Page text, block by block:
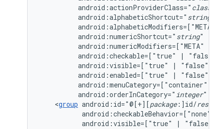
android:actionProviderClass=" class
android:alphabeticShortcut=" string
android:alphabeticModifiers=["META"
android:numericShortcut=" string
android:numericModifiers=["META"
android:checkable=["true"
|
android:visible=["true"
|
android:enabled=["true"
|
android:menuCategory=["container"
android:orderInCategory=" integer"
<group android:id="@[+][package:]id/
android:checkableBehavior=["none"
android:visible=["true"
|